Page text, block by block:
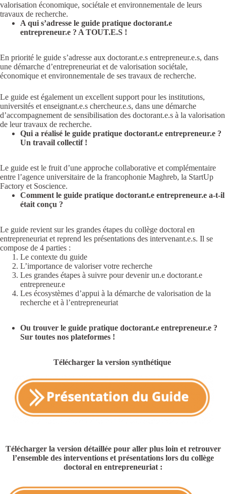
valorisation économique, sociétale et environnementale de leurs
travaux de recherche.
A qui s’adresse le guide pratique doctorant.e
entrepreneur.e ? A TOUT.E.S !
En priorité le guide s’adresse aux doctorant.e.s entrepreneur.e.s, dans
une démarche d’entrepreneuriat et de valorisation sociétale,
économique et environnementale de ses travaux de recherche.
Le guide est également un excellent support pour les institutions,
universités et enseignant.e.s chercheur.e.s, dans une démarche
d’accompagnement de sensibilisation des doctorant.e.s à la valorisation
de leur travaux de recherche.
Qui a réalisé le guide pratique doctorant.e entrepreneur.e ?
Un travail collectif !
Le guide est le fruit d’une approche collaborative et complémentaire
entre l’agence universitaire de la francophonie Maghreb, la StartUp
Factory et Soscience.
Comment le guide pratique doctorant.e entrepreneur.e a-t-il
était conçu ?
Le guide revient sur les grandes étapes du collège doctoral en
entrepreneuriat et reprend les présentations des intervenant.e.s. Il se
compose de 4 parties :
Le contexte du guide
L’importance de valoriser votre recherche
Les grandes étapes à suivre pour devenir un.e doctorant.e
entrepreneur.e
Les écosystèmes d’appui à la démarche de valorisation de la
recherche et à l’entrepreneuriat
Ou trouver le guide pratique doctorant.e entrepreneur.e ?
Sur toutes nos plateformes !
Télécharger la version synthétique
Télécharger la version détaillée pour aller plus loin et retrouver
l’ensemble des interventions et présentations lors du collège
doctoral en entrepreneuriat :